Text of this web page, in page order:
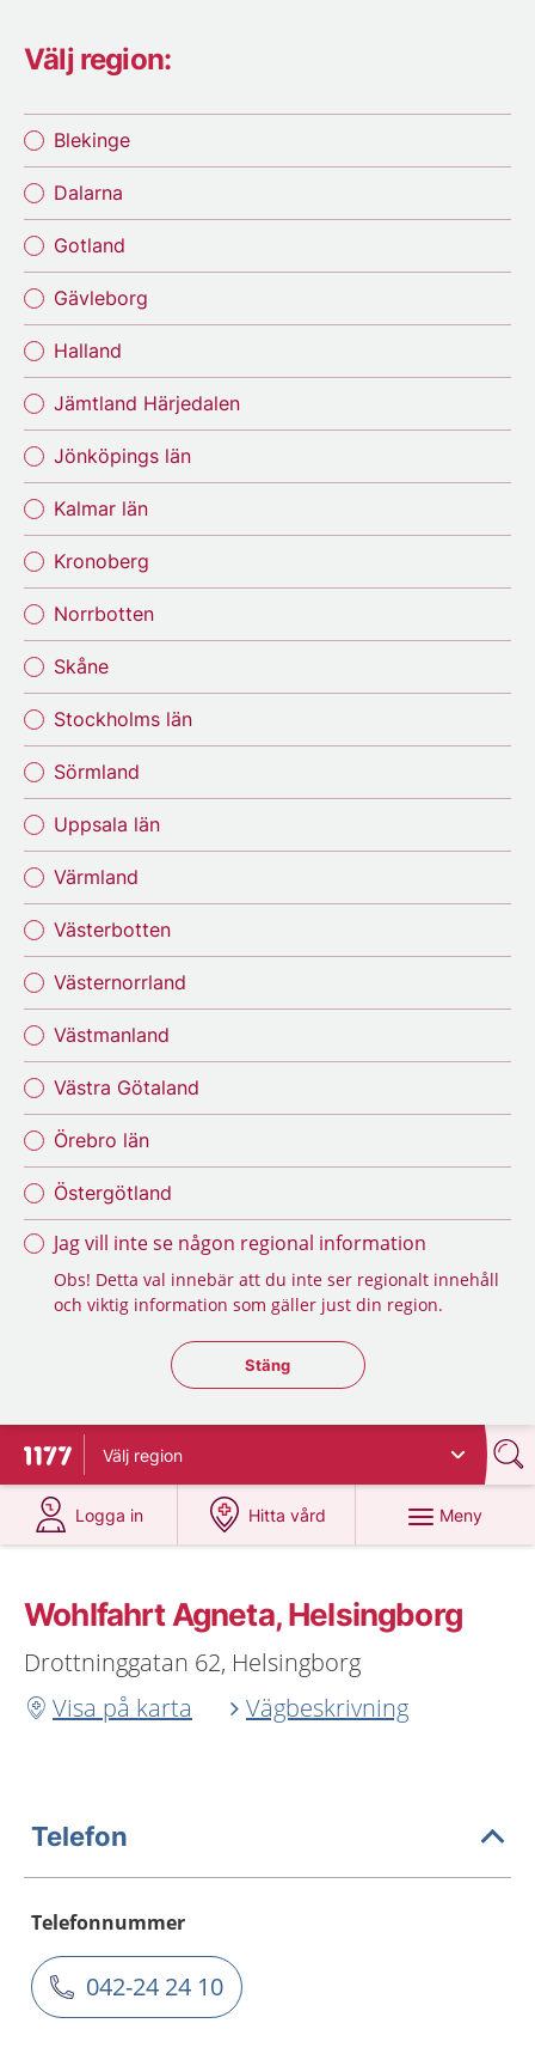
Välj region:
Blekinge
Dalarna
Gotland
Gävleborg
Halland
Jämtland Härjedalen
Jönköpings län
Kalmar län
Kronoberg
Norrbotten
Skåne
Stockholms län
Sörmland
Uppsala län
Värmland
Västerbotten
Västernorrland
Västmanland
Västra Götaland
Örebro län
Östergötland
Jag vill inte se någon regional information
Obs! Detta val innebär att du inte ser regionalt innehåll
och viktig information som gäller just din region.
Stäng regionsväljaren
Stäng
Till startsidan för 1177
Välj region
Logga in
på 1177.se
Hitta vård
på 1177.se
Meny
Wohlfahrt Agneta, Helsingborg
Drottninggatan 62, Helsingborg
Visa på karta
Vägbeskrivning
Telefon
Telefonnummer
042-24 24 10